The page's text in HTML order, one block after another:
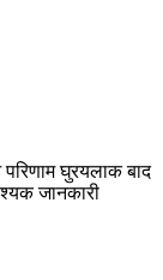
घुरयलाक बाद
जानकारी